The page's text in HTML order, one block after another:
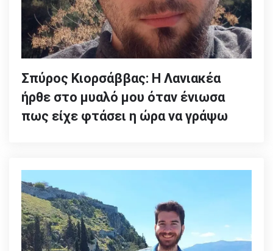
Σπύρος Κιορσάββας: Η Λανιακέα
ήρθε στο μυαλό μου όταν ένιωσα
πως είχε φτάσει η ώρα να γράψω